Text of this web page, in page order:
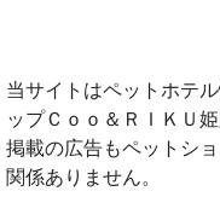
当サイトはペットホテ
ップＣｏｏ＆ＲＩＫＵ
掲載の広告もペットシ
関係ありません。